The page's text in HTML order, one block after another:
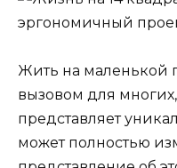
Жить на маленькой
вызовом для
представляет
может полностью